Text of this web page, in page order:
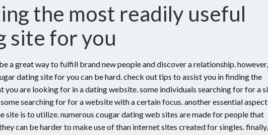
the most readily useful
site for you
a great way to fulfill brand new people and discover a relationship. however,
dating site for you can be hard. check out tips to assist you in finding the
you are looking for in a dating website. some individuals searching for for a
searching for for a website with a certain focus. another essential aspect
site is to utilize. numerous cougar dating web sites are made for people that
can be harder to make use of than internet sites created for singles. finally,